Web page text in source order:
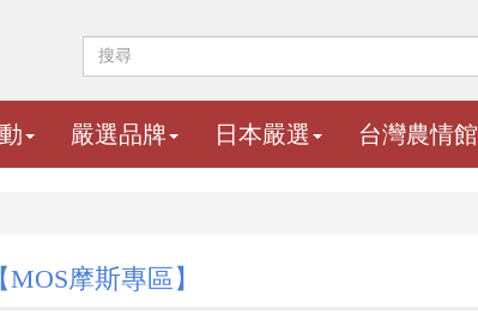
嚴選品牌 日本嚴選 台灣農情館
【MOS摩斯專區】